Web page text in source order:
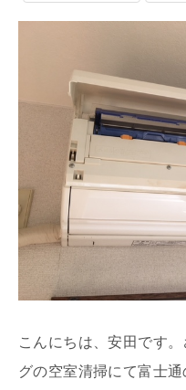
こんにちは、安田です
グの空室清掃にて富士